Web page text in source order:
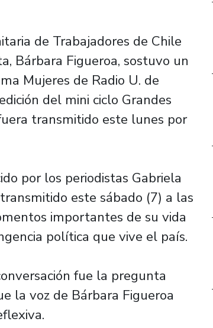
de Trabajadores de Chile
Bárbara Figueroa, sostuvo un
Mujeres de Radio U. de
del mini ciclo Grandes
transmitido este lunes por
por los periodistas Gabriela
este sábado (7) a las
importantes de su vida
política que vive el país.
fue la pregunta
la voz de Bárbara Figueroa